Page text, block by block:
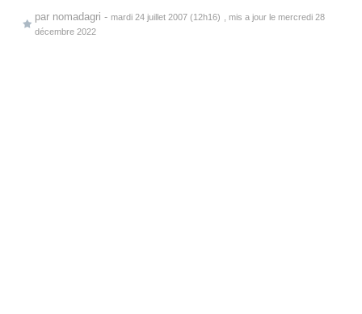
par nomadagri - mardi 24 juillet 2007 (12h16)
, mis a jour le mercredi 28
décembre 2022